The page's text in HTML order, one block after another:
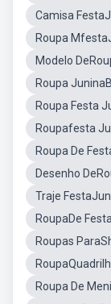
Camisa
Roupa
Modelo
Roupa
Roupa Festa
Roupafesta
Roupa De
Desenho
Traje
RoupaDe
Roupas
Roupa De